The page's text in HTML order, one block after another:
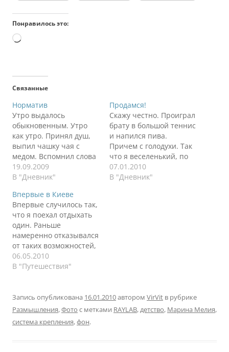
Понравилось это:
Загрузка…
Связанные
Норматив
Утро выдалось
обыкновенным. Утро
как утро. Принял душ,
выпил чашку чая с
медом. Вспомнил слова
своей коллеги из
Норильска, которая
что я неправильно чай
с медом пью. Я кладу
мед в кипяток, который
убивает все полезные
витамины в нем.
Каждый раз вспоминаю
эту фразу, когда пью
чай…
19.09.2009
В "Дневник"
Продамся!
Скажу честно. Проиграл
брату в большой теннис
и напился пива.
Причем с голодухи. Так
что я веселенький, по
кнопкам не очень
попадаю. Простите
07.01.2010
В "Дневник"
Впервые в Киеве
Впервые случилось так,
что я поехал отдыхать
один. Раньше
намеренно отказывался
от таких возможностей,
а оказалось зря.
Отдыхать одному можно
люди в твоей жизни,
новые мысли. Ты
начинаешь думать о
других темах. Не знаю
06.05.2010
В "Путешествия"
Запись опубликована 16.01.2010автором VirVit в рубрике
Размышления,Фото с метками RAYLAB,детство, Марина Мелия,
система крепления,фон.